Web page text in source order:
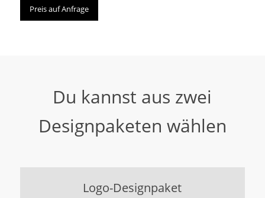
Preis auf Anfrage
Du kannst aus zwei
Designpaketen wählen
Logo-Designpaket